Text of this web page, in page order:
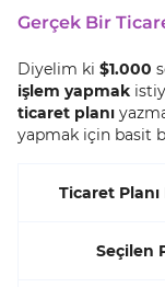
Gerçek Bir
Diyelim ki $1.000
işlem yapmak
ticaret planı
yapmak için basit
Ticaret
Seçilen